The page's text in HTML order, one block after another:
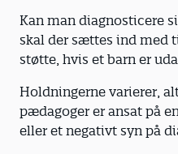
Kan man diagnosticere
skal der sættes ind med
støtte, hvis et barn er
Holdningerne varierer,
pædagoger er ansat på
eller et negativt syn på